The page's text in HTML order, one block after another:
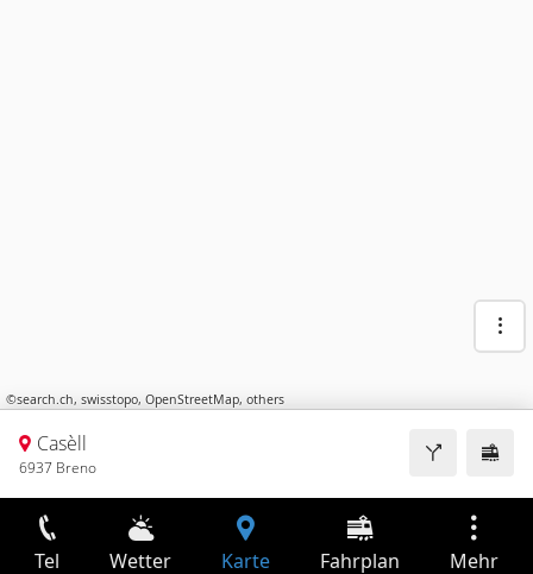
©search.ch, swisstopo, OpenStreetMap, others
Casèll
6937 Breno
Tel Wetter Karte Fahrplan Mehr